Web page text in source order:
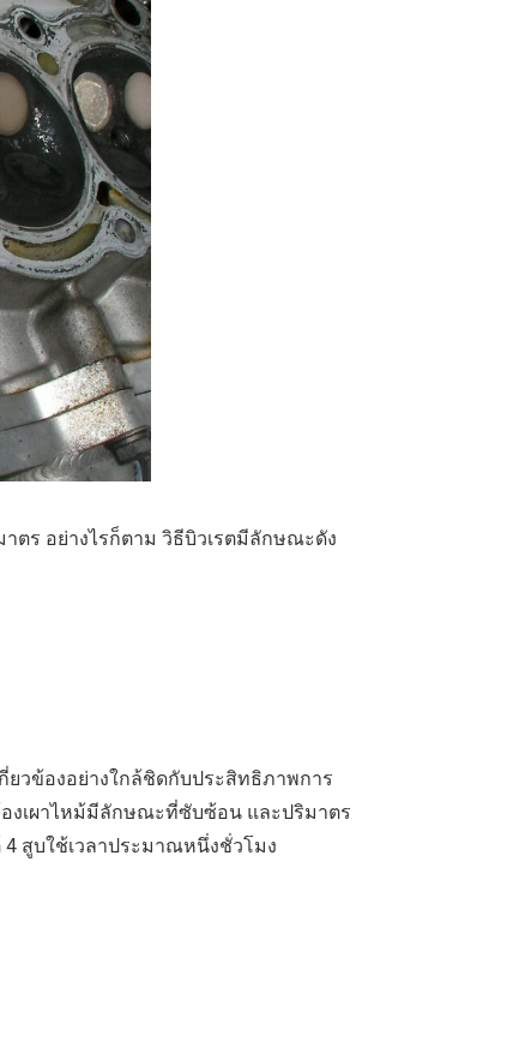
ตร อย่างไรก็ตาม วิธีบิวเรตมีลักษณะดัง
ยวข้องอย่างใกล้ชิดกับประสิทธิภาพการ
งเผาไหม้มีลักษณะที่ซับซ้อน และปริมาตร
สูบใช้เวลาประมาณหนึ่งชั่วโมง